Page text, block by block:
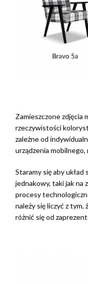
Zamieszczone zdjęcia
rzeczywistości
zależne od
urządzenia
Staramy się aby
jednakowy, taki jak na
procesy
należy się liczyć z tym,
różnić się od